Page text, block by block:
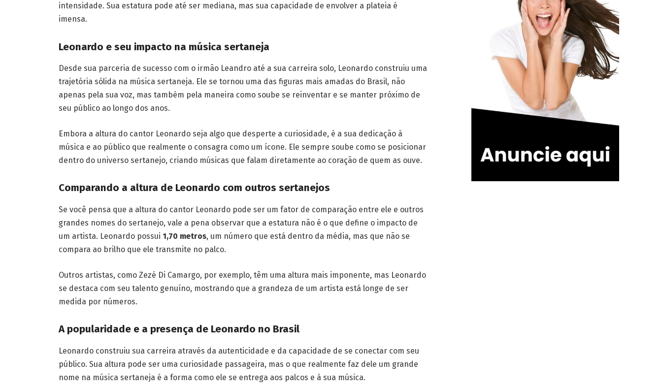
intensidade. Sua estatura pode até ser mediana, mas sua capacidade de envolver a plateia é
imensa.
Leonardo e seu impacto na música sertaneja
Desde sua parceria de sucesso com o irmão Leandro até a sua carreira solo, Leonardo construiu uma
trajetória sólida na música sertaneja. Ele se tornou uma das figuras mais amadas do Brasil, não
apenas pela sua voz, mas também pela maneira como soube se reinventar e se manter próximo de
seu público ao longo dos anos.
Embora a altura do cantor Leonardo seja algo que desperte a curiosidade, é a sua dedicação à
música e ao público que realmente o consagra como um ícone. Ele sempre soube como se posicionar
dentro do universo sertanejo, criando músicas que falam diretamente ao coração de quem as ouve.
Comparando a altura de Leonardo com outros sertanejos
Se você pensa que a altura do cantor Leonardo pode ser um fator de comparação entre ele e outros
grandes nomes do sertanejo, vale a pena observar que a estatura não é o que define o impacto de
um artista. Leonardo possui 1,70 metros, um número que está dentro da média, mas que não se
compara ao brilho que ele transmite no palco.
Outros artistas, como Zezé Di Camargo, por exemplo, têm uma altura mais imponente, mas Leonardo
se destaca com seu talento genuíno, mostrando que a grandeza de um artista está longe de ser
medida por números.
A popularidade e a presença de Leonardo no Brasil
Leonardo construiu sua carreira através da autenticidade e da capacidade de se conectar com seu
público. Sua altura pode ser uma curiosidade passageira, mas o que realmente faz dele um grande
nome na música sertaneja é a forma como ele se entrega aos palcos e à sua música.